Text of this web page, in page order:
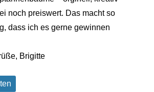
noch preiswert. Das macht so
dass ich es gerne gewinnen
Brigitte